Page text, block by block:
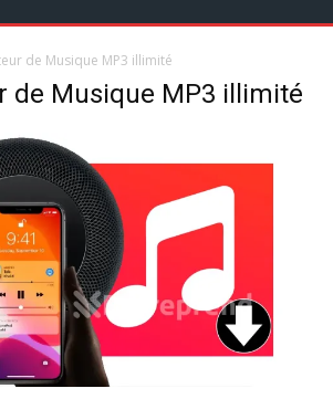
de Musique MP3 illimité
de Musique MP3 illimité